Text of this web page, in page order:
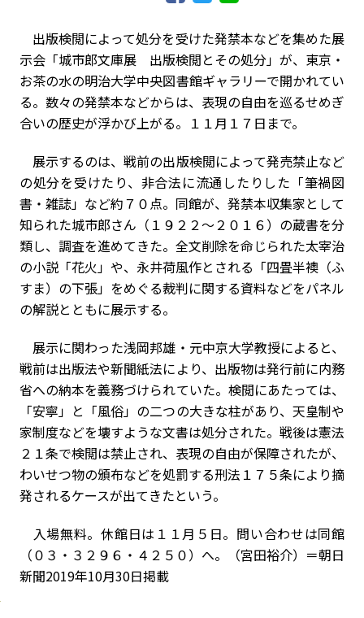
出版検閲によって処分を受けた発禁本などを集めた展
示会「城市郎文庫展 出版検閲とその処分」が、東京・
お茶の水の明治大学中央図書館ギャラリーで開かれてい
る。数々の発禁本などからは、表現の自由を巡るせめぎ
合いの歴史が浮かび上がる。１１月１７日まで。
展示するのは、戦前の出版検閲によって発売禁止など
の処分を受けたり、非合法に流通したりした「筆禍図
書・雑誌」など約７０点。同館が、発禁本収集家として
知られた城市郎さん（１９２２～２０１６）の蔵書を分
類し、調査を進めてきた。全文削除を命じられた太宰治
の小説「花火」や、永井荷風作とされる「四畳半襖（ふ
すま）の下張」をめぐる裁判に関する資料などをパネル
の解説とともに展示する。
展示に関わった浅岡邦雄・元中京大学教授によると、
戦前は出版法や新聞紙法により、出版物は発行前に内務
省への納本を義務づけられていた。検閲にあたっては、
「安寧」と「風俗」の二つの大きな柱があり、天皇制や
家制度などを壊すような文書は処分された。戦後は憲法
２１条で検閲は禁止され、表現の自由が保障されたが、
わいせつ物の頒布などを処罰する刑法１７５条により摘
発されるケースが出てきたという。
入場無料。休館日は１１月５日。問い合わせは同館
（０３・３２９６・４２５０）へ。（宮田裕介）＝朝日
新聞2019年10月30日掲載